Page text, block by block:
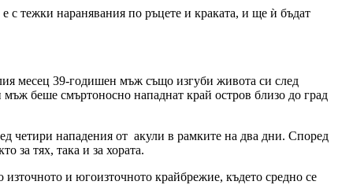
с тежки наранявания по ръцете и краката, и ще ѝ бъдат
месец 39-годишен мъж също изгуби живота си след
беше смъртоносно нападнат край остров близо до град
четири нападения от акули в рамките на два дни. Според
за тях, така и за хората.
и югоизточното крайбрежие, където средно се